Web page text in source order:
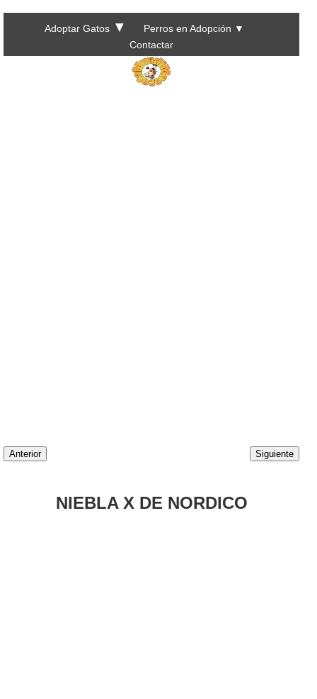
Adoptar Gatos ▼ Perros en Adopción ▼
Contactar
Anterior Siguiente
NIEBLA X DE NORDICO